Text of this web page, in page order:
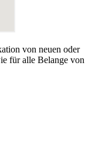
von neuen oder
für alle Belange von